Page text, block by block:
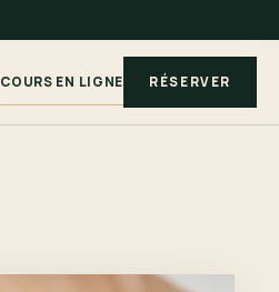
COURS EN LIGNE RÉSERVER